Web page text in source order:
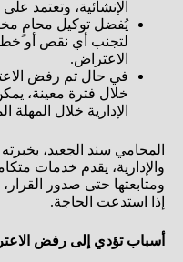
الإنشائية، وتعتمد
يُفضل توكيل محامٍ
لتجنب أي نقص أو
الاعتراض.
في حال تم رفض
خلال فترة معينة،
الإدارية خلال المهلة
المحامي سند الجعيد،
والإدارية، يقدم خدمات
ومتابعتها حتى صدور
إذا استدعت الحاجة.
أسباب تؤدي إلى رفض